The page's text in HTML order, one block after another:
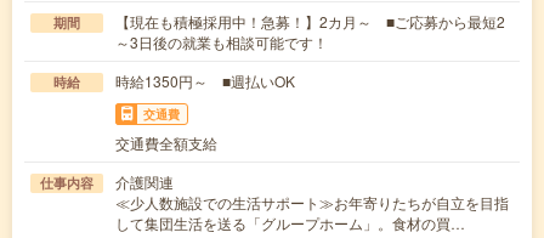
期間
【現在も積極採用中！急募！】2カ月～ ■ご応募から最短2
～3日後の就業も相談可能です！
時給 時給1350円～ ■週払いOK
交通費
交通費全額支給
仕事内容
介護関連
≪少人数施設での生活サポート≫お年寄りたちが自立を目指
して集団生活を送る「グループホーム」。食材の買…